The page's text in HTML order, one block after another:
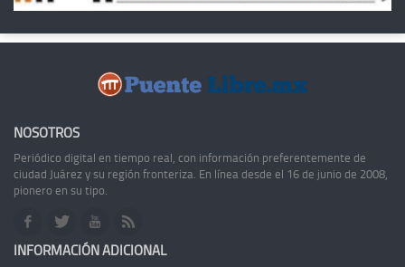
NOSOTROS
Periódico digital en tiempo real, con información preferentemente de
ciudad Juárez y su región fronteriza. En línea desde el 16 de junio de 2008,
pionero en su tipo.
INFORMACIÓN ADICIONAL